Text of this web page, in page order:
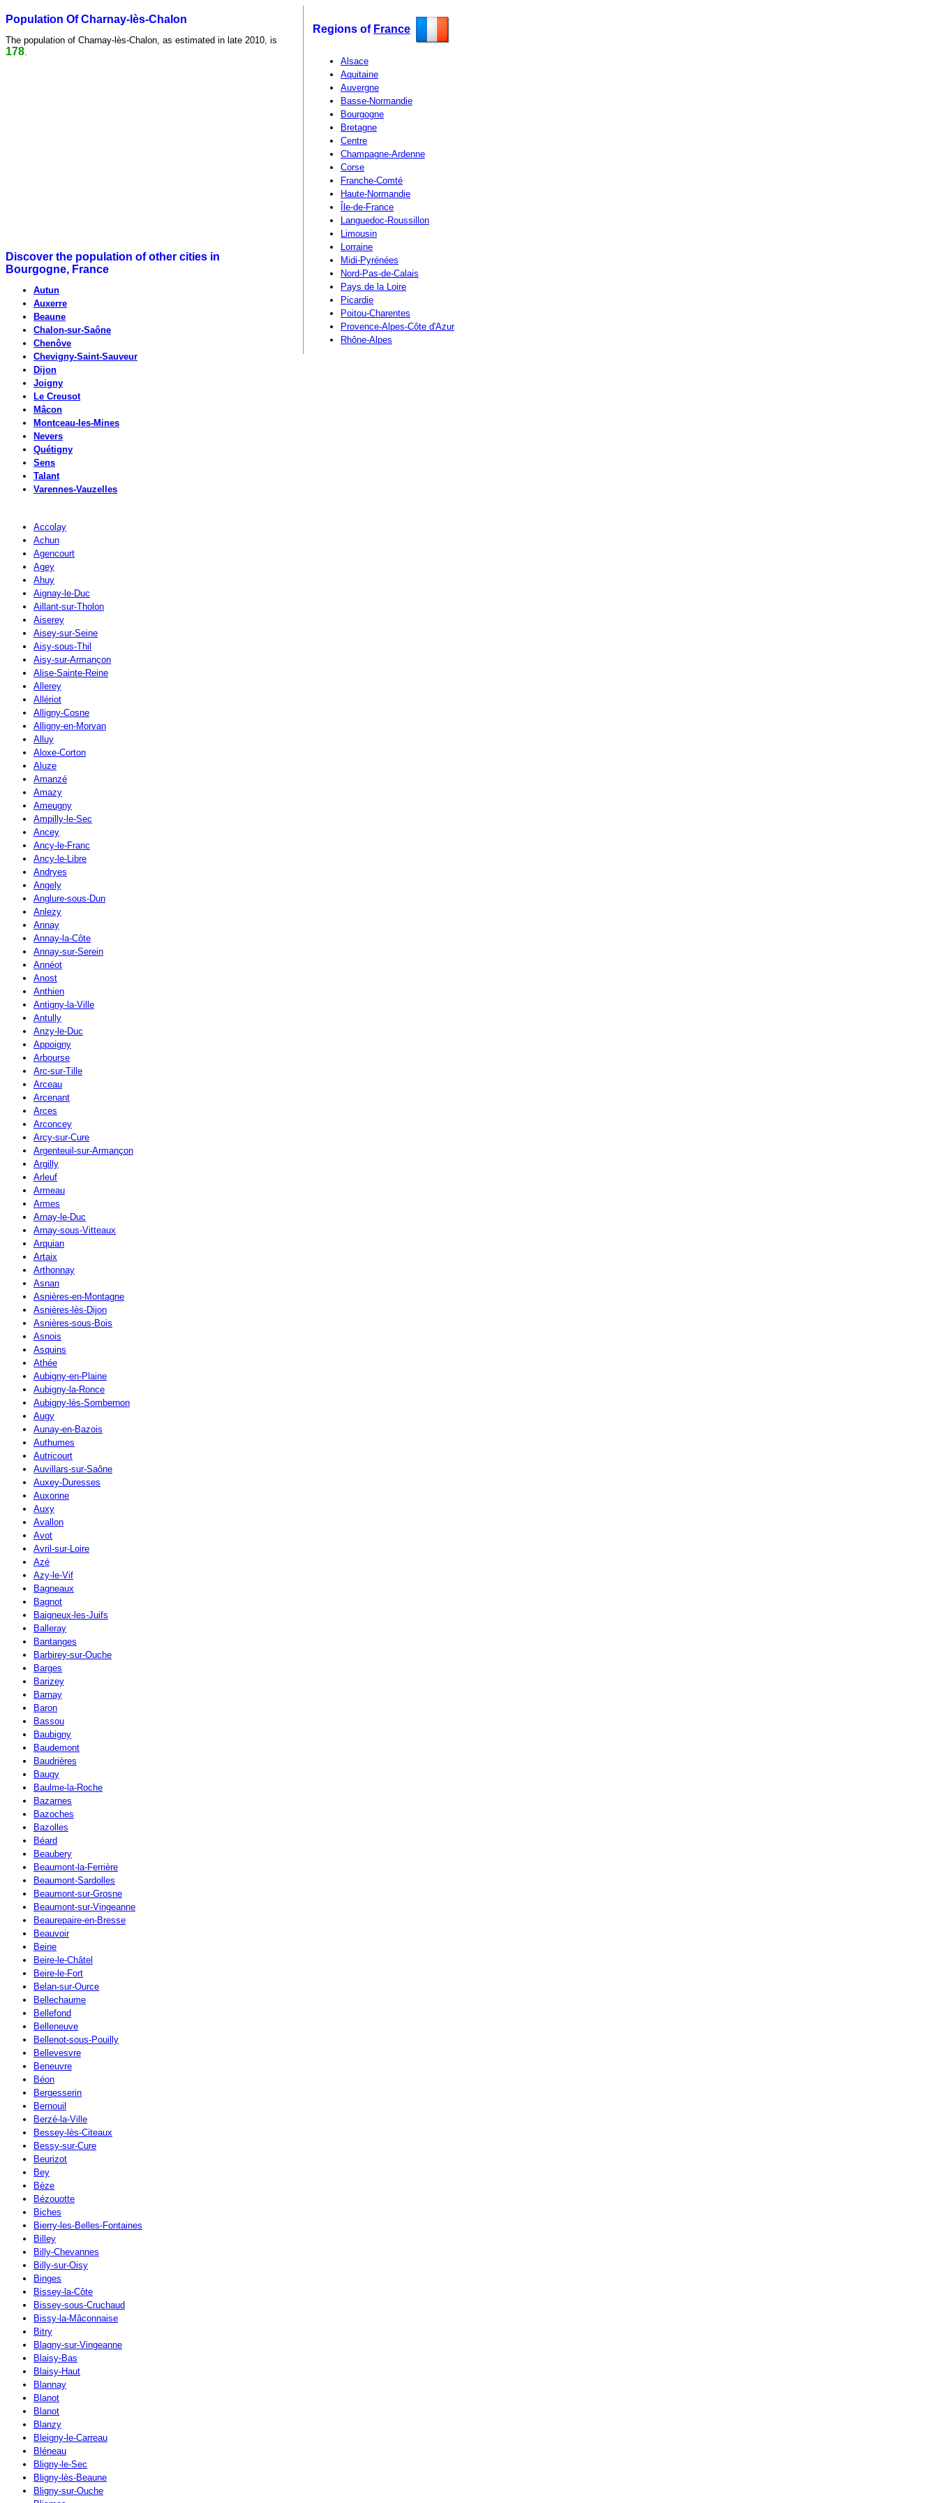
Population Of Charnay-lès-Chalon
The population of Charnay-lès-Chalon, as estimated in late 2010, is
178
Discover the population of other cities in
Bourgogne, France
Autun
Auxerre
Beaune
Chalon-sur-Saône
Chenôve
Chevigny-Saint-Sauveur
Dijon
Joigny
Le Creusot
Mâcon
Montceau-les-Mines
Nevers
Quétigny
Sens
Talant
Varennes-Vauzelles
Accolay
Achun
Agencourt
Agey
Ahuy
Aignay-le-Duc
Aillant-sur-Tholon
Aiserey
Aisey-sur-Seine
Aisy-sous-Thil
Aisy-sur-Armançon
Alise-Sainte-Reine
Allerey
Allériot
Alligny-Cosne
Alligny-en-Morvan
Alluy
Aloxe-Corton
Aluze
Amanzé
Amazy
Ameugny
Ampilly-le-Sec
Ancey
Ancy-le-Franc
Ancy-le-Libre
Andryes
Angely
Anglure-sous-Dun
Anlezy
Annay
Annay-la-Côte
Annay-sur-Serein
Annéot
Anost
Anthien
Antigny-la-Ville
Antully
Anzy-le-Duc
Appoigny
Arbourse
Arc-sur-Tille
Arceau
Arcenant
Arces
Arconcey
Arcy-sur-Cure
Argenteuil-sur-Armançon
Argilly
Arleuf
Armeau
Armes
Arnay-le-Duc
Arnay-sous-Vitteaux
Arquian
Artaix
Arthonnay
Asnan
Asnières-en-Montagne
Asnières-lès-Dijon
Asnières-sous-Bois
Asnois
Asquins
Athée
Aubigny-en-Plaine
Aubigny-la-Ronce
Aubigny-lès-Sombernon
Augy
Aunay-en-Bazois
Authumes
Autricourt
Auvillars-sur-Saône
Auxey-Duresses
Auxonne
Auxy
Avallon
Avot
Avril-sur-Loire
Azé
Azy-le-Vif
Bagneaux
Bagnot
Baigneux-les-Juifs
Balleray
Bantanges
Barbirey-sur-Ouche
Barges
Barizey
Barnay
Baron
Bassou
Baubigny
Baudemont
Baudrières
Baugy
Baulme-la-Roche
Bazarnes
Bazoches
Bazolles
Béard
Beaubery
Beaumont-la-Ferrière
Beaumont-Sardolles
Beaumont-sur-Grosne
Beaumont-sur-Vingeanne
Beaurepaire-en-Bresse
Beauvoir
Beine
Beire-le-Châtel
Beire-le-Fort
Belan-sur-Ource
Bellechaume
Bellefond
Belleneuve
Bellenot-sous-Pouilly
Bellevesvre
Beneuvre
Béon
Bergesserin
Bernouil
Berzé-la-Ville
Bessey-lès-Citeaux
Bessy-sur-Cure
Beurizot
Bey
Bèze
Bézouotte
Biches
Bierry-les-Belles-Fontaines
Billey
Billy-Chevannes
Billy-sur-Oisy
Binges
Bissey-la-Côte
Bissey-sous-Cruchaud
Bissy-la-Mâconnaise
Bitry
Blagny-sur-Vingeanne
Blaisy-Bas
Blaisy-Haut
Blannay
Blanot
Blanot
Blanzy
Bleigny-le-Carreau
Bléneau
Bligny-le-Sec
Bligny-lès-Beaune
Bligny-sur-Ouche
Regions of France
Alsace
Aquitaine
Auvergne
Basse-Normandie
Bourgogne
Bretagne
Centre
Champagne-Ardenne
Corse
Franche-Comté
Haute-Normandie
Île-de-France
Languedoc-Roussillon
Limousin
Lorraine
Midi-Pyrénées
Nord-Pas-de-Calais
Pays de la Loire
Picardie
Poitou-Charentes
Provence-Alpes-Côte d'Azur
Rhône-Alpes